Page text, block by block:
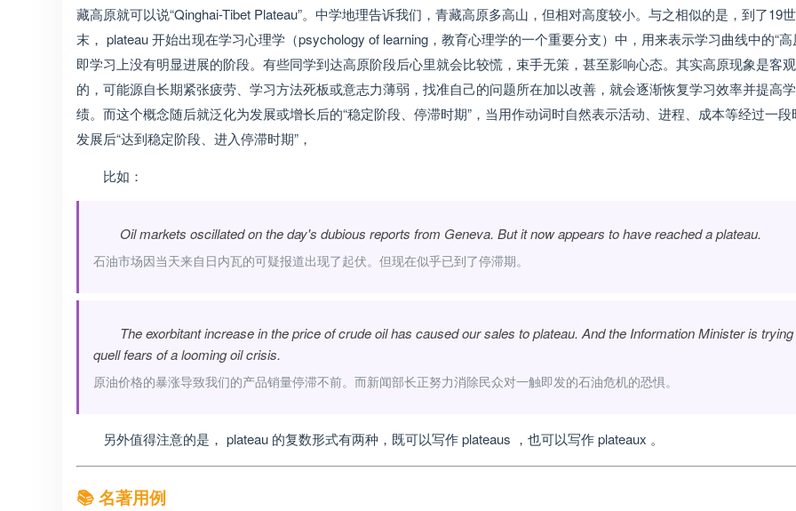
藏高原就可以说“Qinghai-Tibet Plateau”。中学地理告诉我们，青藏高原多高山，但相对高度较小。与之相似的是，到了19
末， plateau 开始出现在学习心理学（psychology of learning，教育心理学的一个重要分支）中，用来表示学习曲线中的“高
即学习上没有明显进展的阶段。有些同学到达高原阶段后心里就会比较慌，束手无策，甚至影响心态。其实高原现象是客
的，可能源自长期紧张疲劳、学习方法死板或意志力薄弱，找准自己的问题所在加以改善，就会逐渐恢复学习效率并提高
绩。而这个概念随后就泛化为发展或增长后的“稳定阶段、停滞时期”，当用作动词时自然表示活动、进程、成本等经过一段
发展后“达到稳定阶段、进入停滞时期”，
比如：
Oil markets oscillated on the day's dubious reports from Geneva. But it now appears to have reached a plateau.
石油市场因当天来自日内瓦的可疑报道出现了起伏。但现在似乎已到了停滞期。
The exorbitant increase in the price of crude oil has caused our sales to plateau. And the Information Minister is
quell fears of a looming oil crisis.
原油价格的暴涨导致我们的产品销量停滞不前。而新闻部长正努力消除民众对一触即发的石油危机的恐惧。
另外值得注意的是， plateau 的复数形式有两种，既可以写作 plateaus ，也可以写作 plateaux 。
📚 名著用例